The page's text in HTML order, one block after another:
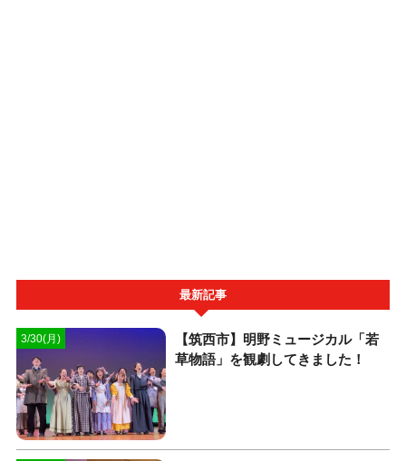
最新記事
3/30(月)
【筑西市】明野ミュージカル「若
草物語」を観劇してきました！